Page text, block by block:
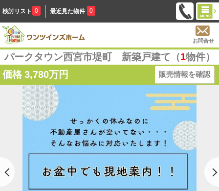
検討リスト 0 最近見た物件 0
お問合せ
パークタウン西宮市堤町 新築戸建て（1物件）
価格 3,780万円 販売情報を確認